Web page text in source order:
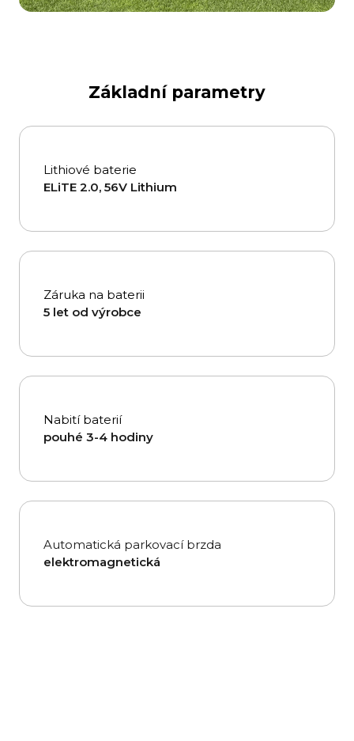
Základní parametry
Lithiové baterie
ELiTE 2.0, 56V Lithium
Záruka na baterii
5 let od výrobce
Nabití baterií
pouhé 3-4 hodiny
Automatická parkovací brzda
elektromagnetická